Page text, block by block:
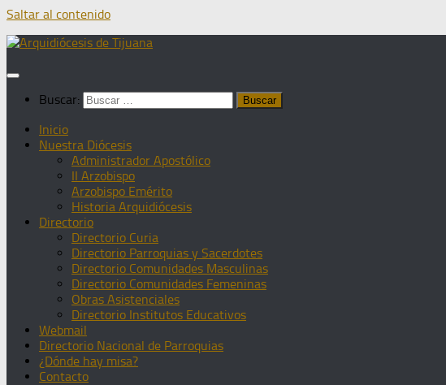
Saltar al contenido
Buscar:
Inicio
Nuestra Diócesis
Administrador Apostólico
II Arzobispo
Arzobispo Emérito
Historia Arquidiócesis
Directorio
Directorio Curia
Directorio Parroquias y Sacerdotes
Directorio Comunidades Masculinas
Directorio Comunidades Femeninas
Obras Asistenciales
Directorio Institutos Educativos
Webmail
Directorio Nacional de Parroquias
¿Dónde hay misa?
Contacto